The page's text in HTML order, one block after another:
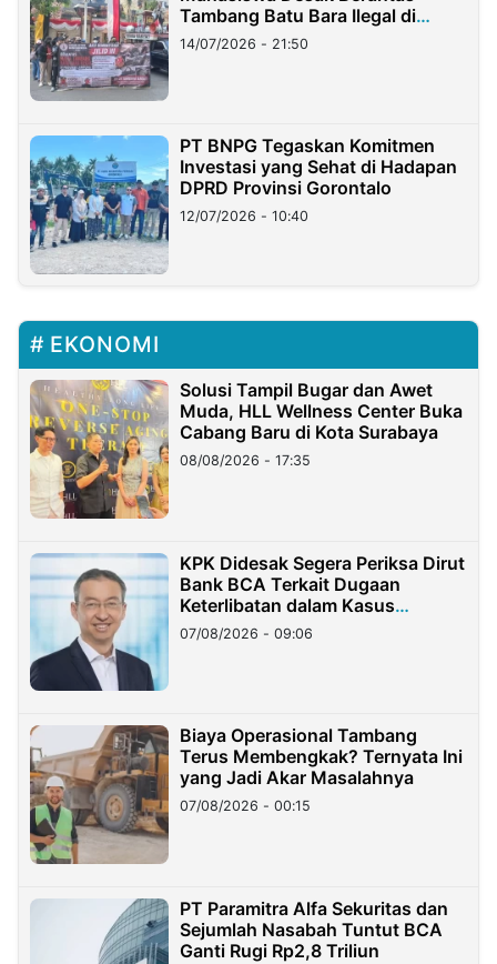
Tambang Batu Bara Ilegal di
Lampung
14/07/2026 - 21:50
PT BNPG Tegaskan Komitmen
Investasi yang Sehat di Hadapan
DPRD Provinsi Gorontalo
12/07/2026 - 10:40
EKONOMI
Solusi Tampil Bugar dan Awet
Muda, HLL Wellness Center Buka
Cabang Baru di Kota Surabaya
08/08/2026 - 17:35
KPK Didesak Segera Periksa Dirut
Bank BCA Terkait Dugaan
Keterlibatan dalam Kasus
Hilangnya Dana Nasabah Rp2,58
Miliar
07/08/2026 - 09:06
Biaya Operasional Tambang
Terus Membengkak? Ternyata Ini
yang Jadi Akar Masalahnya
07/08/2026 - 00:15
PT Paramitra Alfa Sekuritas dan
Sejumlah Nasabah Tuntut BCA
Ganti Rugi Rp2,8 Triliun